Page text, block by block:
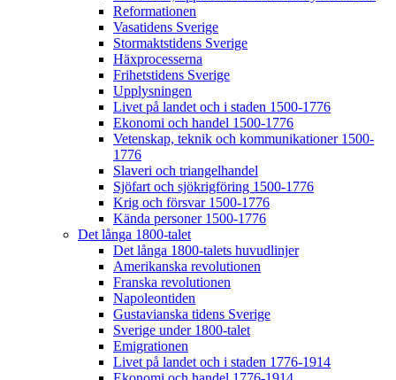
Reformationen
Vasatidens Sverige
Stormaktstidens Sverige
Häxprocesserna
Frihetstidens Sverige
Upplysningen
Livet på landet och i staden 1500-1776
Ekonomi och handel 1500-1776
Vetenskap, teknik och kommunikationer 1500-
1776
Slaveri och triangelhandel
Sjöfart och sjökrigföring 1500-1776
Krig och försvar 1500-1776
Kända personer 1500-1776
Det långa 1800-talet
Det långa 1800-talets huvudlinjer
Amerikanska revolutionen
Franska revolutionen
Napoleontiden
Gustavianska tidens Sverige
Sverige under 1800-talet
Emigrationen
Livet på landet och i staden 1776-1914